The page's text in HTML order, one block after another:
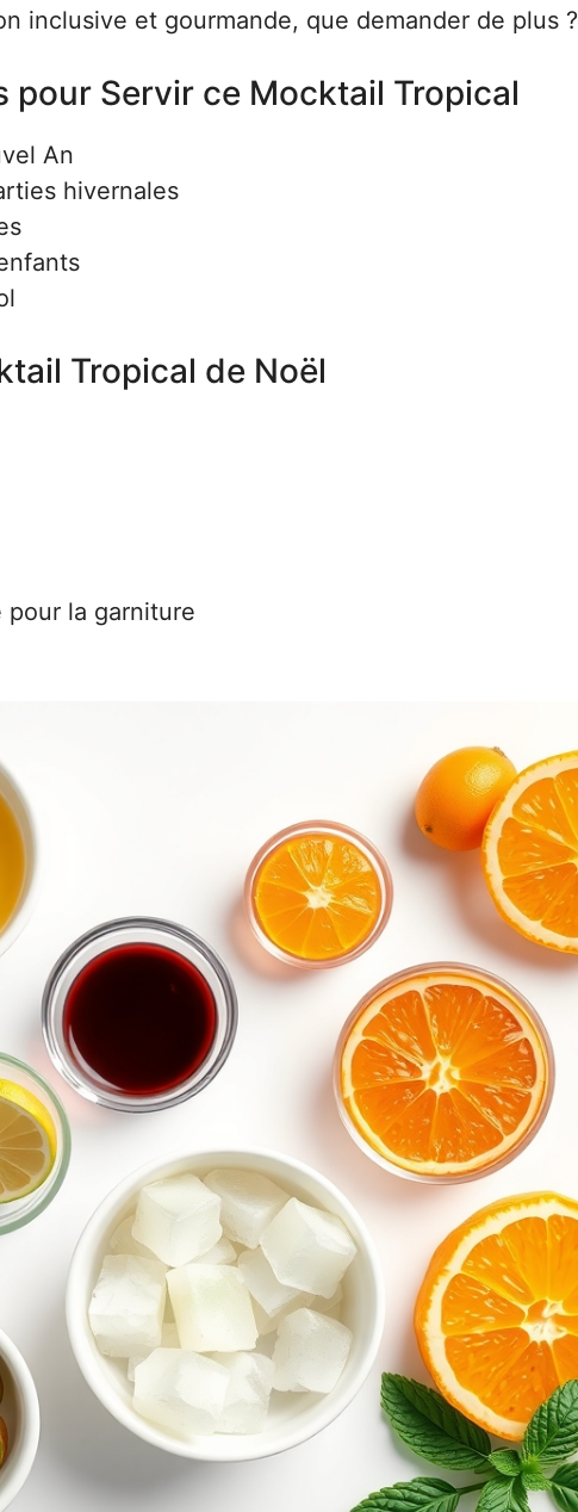
inclusive et gourmande, que demander de plus ?
pour Servir ce Mocktail Tropical
An
hivernales
Tropical de Noël
pour la garniture